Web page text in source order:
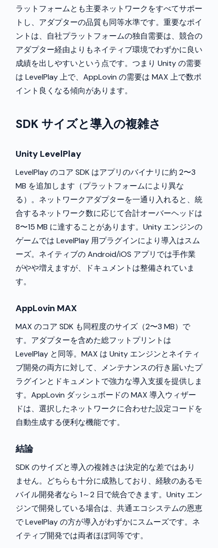
ラットフォームとも主要ネットワークをすべてサポー
トし、アダプターの品質も同等水準です。重要なポイ
ントは、自社プラットフォームの独自需要は、競合の
アダプター経由よりもネイティブ環境でわずかに良い
成績を出しやすいという点です。つまり Unity の需要
は LevelPlay 上で、AppLovin の需要は MAX 上で数ポ
イント良くなる傾向があります。
SDK サイズと導入の複雑さ
Unity LevelPlay
LevelPlay のコア SDK はアプリのバイナリに約 2〜3
MB を追加します（プラットフォームにより異な
る）。ネットワークアダプターを一通り入れると、統
合するネットワーク数に応じて合計オーバーヘッドは
8〜15 MB に達することがあります。Unity エンジンの
ゲームでは LevelPlay 用プラグインにより導入はスム
ーズ。ネイティブの Android/iOS アプリでは手作業
がやや増えますが、ドキュメントは整備されていま
す。
AppLovin MAX
MAX のコア SDK も同程度のサイズ（2〜3 MB）で
す。アダプターを含めた総フットプリントは
LevelPlay と同等。MAX は Unity エンジンとネイティ
ブ開発の両方に対して、メンテナンスの行き届いたプ
ラグインとドキュメントで強力な導入支援を提供しま
す。AppLovin ダッシュボードの MAX 導入ウィザー
ドは、選択したネットワークに合わせた設定コードを
自動生成する便利な機能です。
結論
SDK のサイズと導入の複雑さは決定的な差ではあり
ません。どちらも十分に成熟しており、経験のあるモ
バイル開発者なら 1～2 日で統合できます。Unity エン
ジンで開発している場合は、共通エコシステムの恩恵
で LevelPlay の方が導入がわずかにスムーズです。ネ
イティブ開発では両者ほぼ同等です。